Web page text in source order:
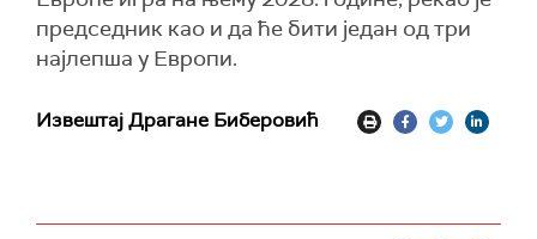
председник као и да ће бити један од три
најлепша у Европи.
Извештај Драгане Биберовић